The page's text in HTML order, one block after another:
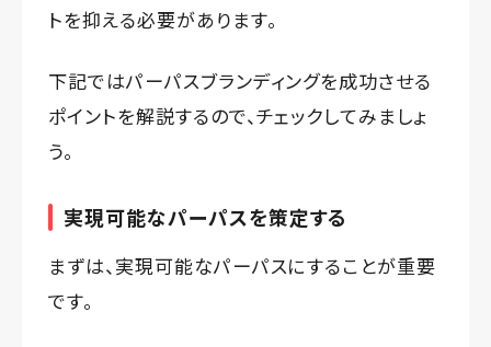
トを抑える必要があります。
下記ではパーパスブランディングを成功させる
ポイントを解説するので、チェックしてみましょ
う。
実現可能なパーパスを策定する
まずは、実現可能なパーパスにすることが重要
です。